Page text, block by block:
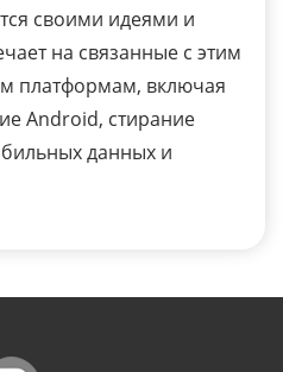
своими идеями и
на связанные с этим
платформам, включая
Android, стирание
данных и